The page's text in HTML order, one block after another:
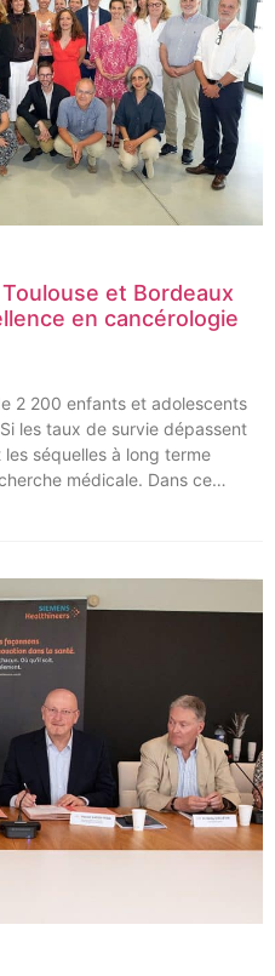
et Bordeaux
en cancérologie
2 200 enfants et adolescents
les taux de survie dépassent
les séquelles à long terme
médicale. Dans ce